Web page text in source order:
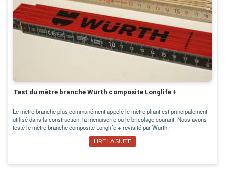
Test du mètre branche Würth composite Longlife +
Le mètre branche plus communément appelé le mètre pliant est principalement
utilisé dans la construction, la menuiserie ou le bricolage courant. Nous avons
testé le mètre branche composite Longlife + revisité par Würth.
LIRE LA SUITE